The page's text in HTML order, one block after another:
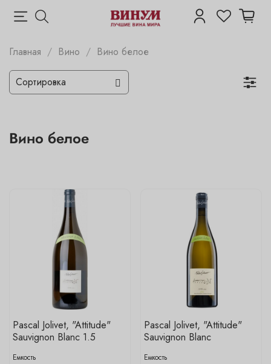
Главная Вино Вино белое
Вино белое
Pascal Jolivet, "Attitude"
Sauvignon Blanc 1.5
Емкость
Pascal Jolivet, "Attitude"
Sauvignon Blanc
Емкость